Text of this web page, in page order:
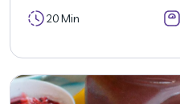
20 Min